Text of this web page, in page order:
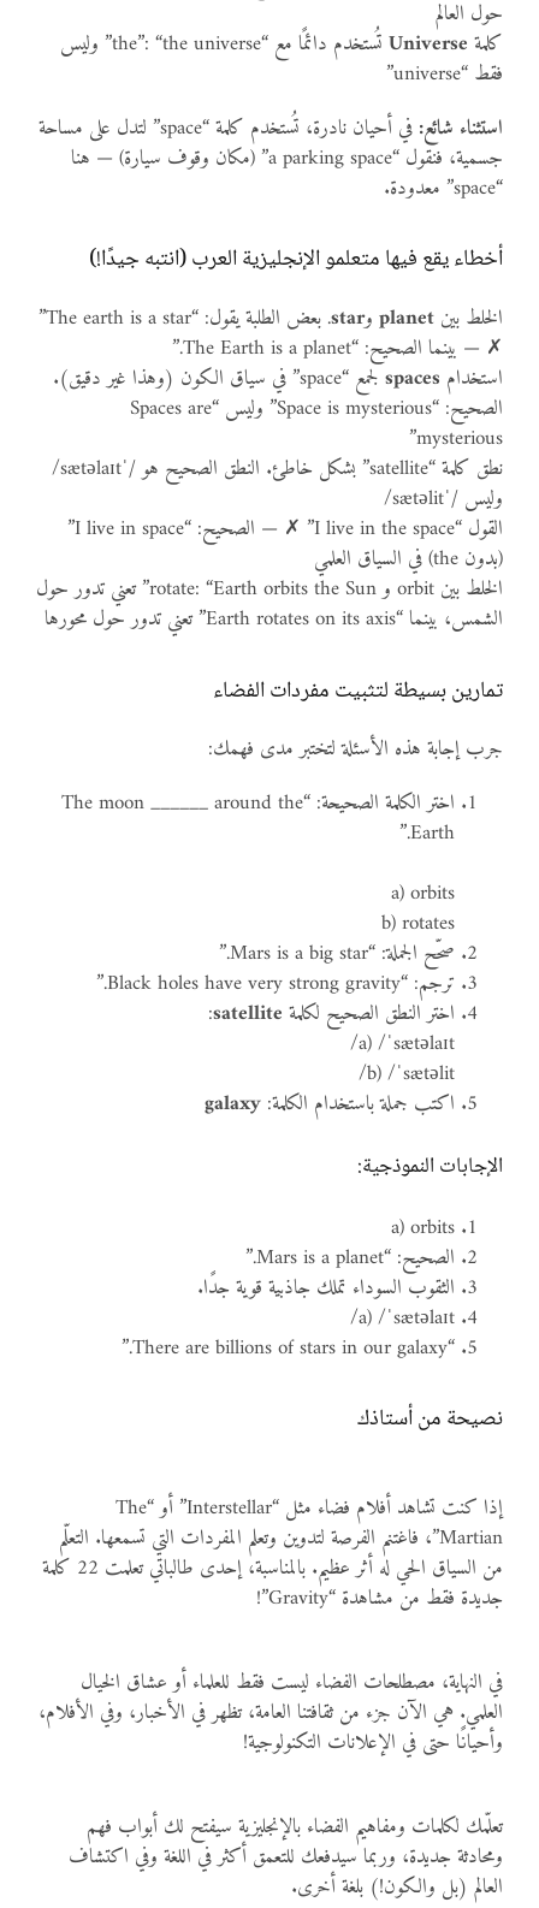
حول العالم
كلمة Universe
تُستخدم دائمًا مع “the”: “the universe” وليس
فقط “universe”
استثناء شائع:
في أحيان نادرة، تُستخدم كلمة “space” لتدل على مساحة
جسمية، فنقول “a parking space” (مكان وقوف سيارة) — هنا
“space” معدودة.
أخطاء يقع فيها متعلمو الإنجليزية العرب (انتبه جيدًا!)
الخلط بين planetوstar
. بعض الطلبة يقول: “The earth is a star”
✗ — بينما الصحيح: “The Earth is a planet.”
استخدام spaces
لجمع “space” في سياق الكون (وهذا غير دقيق).
الصحيح: “Space is mysterious” وليس “Spaces are
mysterious”
نطق كلمة “satellite” بشكل خاطئ. النطق الصحيح هو /ˈsætəlaɪt/
وليس /ˈsætəlit/
القول “I live in the space” ✗ — الصحيح: “I live in space”
(بدون the) في السياق العلمي
الخلط بين orbit و rotate: “Earth orbits the Sun” تعني تدور حول
الشمس، بينما “Earth rotates on its axis” تعني تدور حول محورها
تمارين بسيطة لتثبيت مفردات الفضاء
جرب إجابة هذه الأسئلة لتختبر مدى فهمك:
اختر الكلمة الصحيحة: “The moon ______ around the
Earth.”
a) orbits
b) rotates
صحّح الجملة: “Mars is a big star.”
ترجم: “Black holes have very strong gravity.”
اختر النطق الصحيح لكلمة satellite
:
a) /ˈsætəlaɪt/
b) /ˈsætəlit/
اكتب جملة باستخدام الكلمة: galaxy
الإجابات النموذجية:
a) orbits
الصحيح: “Mars is a planet.”
الثقوب السوداء تملك جاذبية قوية جدًا.
a) /ˈsætəlaɪt/
“There are billions of stars in our galaxy.”
نصيحة من أستاذك
إذا كنت تشاهد أفلام فضاء مثل “Interstellar” أو “The
Martian”، فاغتنم الفرصة لتدوين وتعلم المفردات التي تسمعها. التعلّم
من السياق الحي له أثر عظيم. بالمناسبة، إحدى طالباتي تعلمت 22 كلمة
جديدة فقط من مشاهدة “Gravity”!
في النهاية، مصطلحات الفضاء ليست فقط للعلماء أو عشاق الخيال
العلمي. هي الآن جزء من ثقافتنا العامة، تظهر في الأخبار، وفي الأفلام،
وأحيانًا حتى في الإعلانات التكنولوجية!
تعلّمك لكلمات ومفاهيم الفضاء بالإنجليزية سيفتح لك أبواب فهم
ومحادثة جديدة، وربما سيدفعك للتعمق أكثر في اللغة وفي اكتشاف
العالم (بل والكون!) بلغة أخرى.